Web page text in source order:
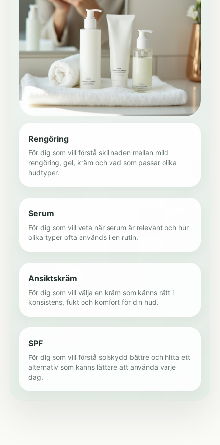
Rengöring
För dig som vill förstå skillnaden mellan mild
rengöring, gel, kräm och vad som passar olika
hudtyper.
Serum
För dig som vill veta när serum är relevant och hur
olika typer ofta används i en rutin.
Ansiktskräm
För dig som vill välja en kräm som känns rätt i
konsistens, fukt och komfort för din hud.
SPF
För dig som vill förstå solskydd bättre och hitta ett
alternativ som känns lättare att använda varje
dag.